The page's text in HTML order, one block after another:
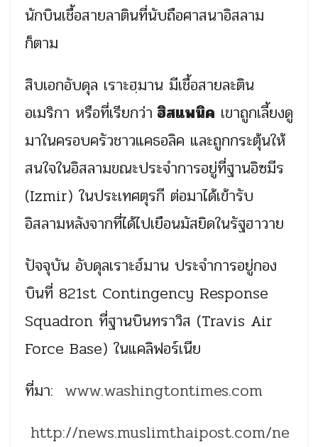
นักบินเชื้อสายลาตินที่นับถือศาสนาอิสลาม
ก็ตาม
สิบเอกอับดุล เราะฮฺมาน มีเชื้อสายละติน
อเมริกา หรือที่เรียกว่า ฮิสแพนิค เขาถูกเลี้ยงดู
มาในครอบครัวชาวแคธอลิค และถูกกระตุ้นให้
สนใจในอิสลามขณะประจำการอยู่ที่ฐานอิซมีร
(Izmir) ในประเทศตุรกี ต่อมาได้เข้ารับ
อิสลามหลังจากที่ได้ไปเยือนมัสยิดในรัฐฮาวาย
ปัจจุบัน อับดุลเราะฮ์มาน ประจำการอยู่กอง
บินที่ 821st Contingency Response
Squadron ที่ฐานบินทราวิส (Travis Air
Force Base) ในแคลิฟอร์เนีย
ที่มา: www.washingtontimes.com
http://news.muslimthaipost.com/ne